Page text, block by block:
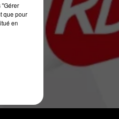
13h00 - 16h00
LES APRÈS-MIDI QUI
"Gérer
que pour
en